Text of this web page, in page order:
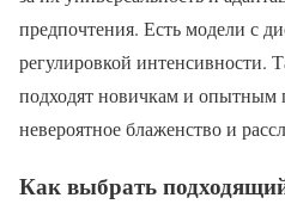
предпочтения. Есть модели с
регулировкой интенсивности.
подходят новичкам и опытным
невероятное блаженство и
Как выбрать